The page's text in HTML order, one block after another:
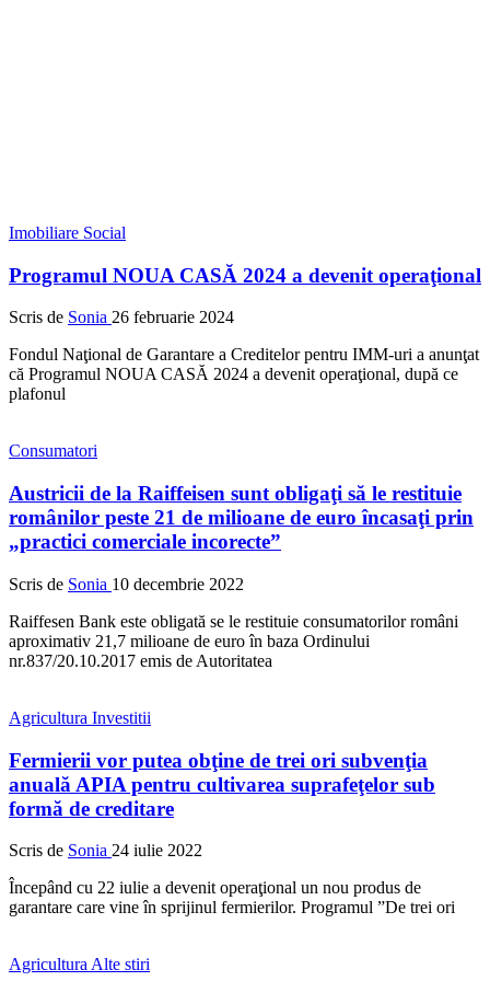
Imobiliare Social
Programul NOUA CASĂ 2024 a devenit operaţional
Scris de Sonia 26 februarie 2024
Fondul Naţional de Garantare a Creditelor pentru IMM-uri a anunţat
că Programul NOUA CASĂ 2024 a devenit operaţional, după ce
plafonul
Consumatori
Austricii de la Raiffeisen sunt obligaţi să le restituie
românilor peste 21 de milioane de euro încasaţi prin
„practici comerciale incorecte”
Scris de Sonia 10 decembrie 2022
Raiffesen Bank este obligată se le restituie consumatorilor români
aproximativ 21,7 milioane de euro în baza Ordinului
nr.837/20.10.2017 emis de Autoritatea
Agricultura Investitii
Fermierii vor putea obţine de trei ori subvenţia
anuală APIA pentru cultivarea suprafeţelor sub
formă de creditare
Scris de Sonia 24 iulie 2022
Începând cu 22 iulie a devenit operaţional un nou produs de
garantare care vine în sprijinul fermierilor. Programul ”De trei ori
Agricultura Alte stiri